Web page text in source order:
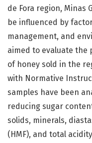
de Fora region, Minas
be influenced by
management, and
aimed to evaluate the
of honey sold in the
with Normative
samples have been
reducing sugar
solids, minerals,
(HMF), and total